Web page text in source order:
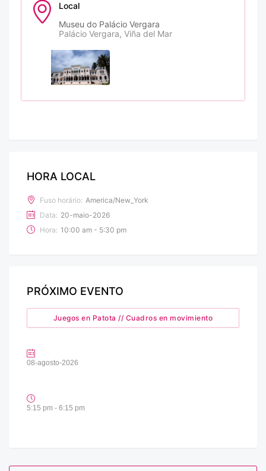
Local
Museu do Palácio Vergara
Palácio Vergara, Viña del Mar
HORA LOCAL
Fuso horário: America/New_York
Data: 20-maio-2026
Hora: 10:00 am - 5:30 pm
PRÓXIMO EVENTO
Juegos en Patota // Cuadros en movimiento
08-agosto-2026
5:15 pm - 6:15 pm